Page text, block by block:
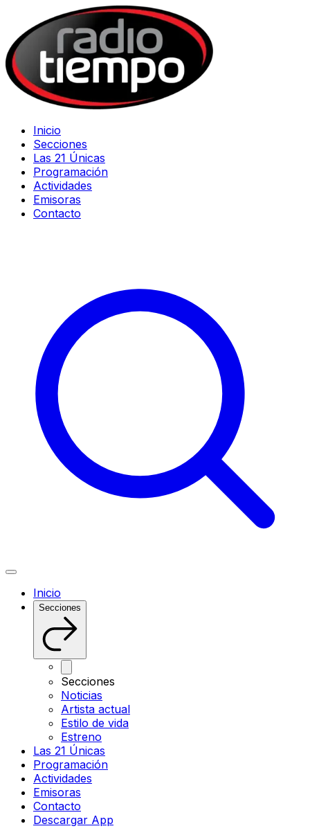
Inicio
Secciones
Las 21 Únicas
Programación
Actividades
Emisoras
Contacto
Inicio
Secciones
Secciones
Noticias
Artista actual
Estilo de vida
Estreno
Las 21 Únicas
Programación
Actividades
Emisoras
Contacto
Descargar App